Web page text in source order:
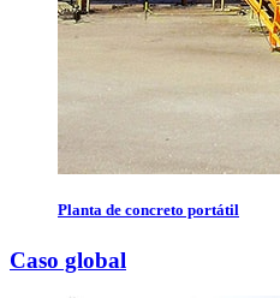
Planta de concreto portátil
Caso global